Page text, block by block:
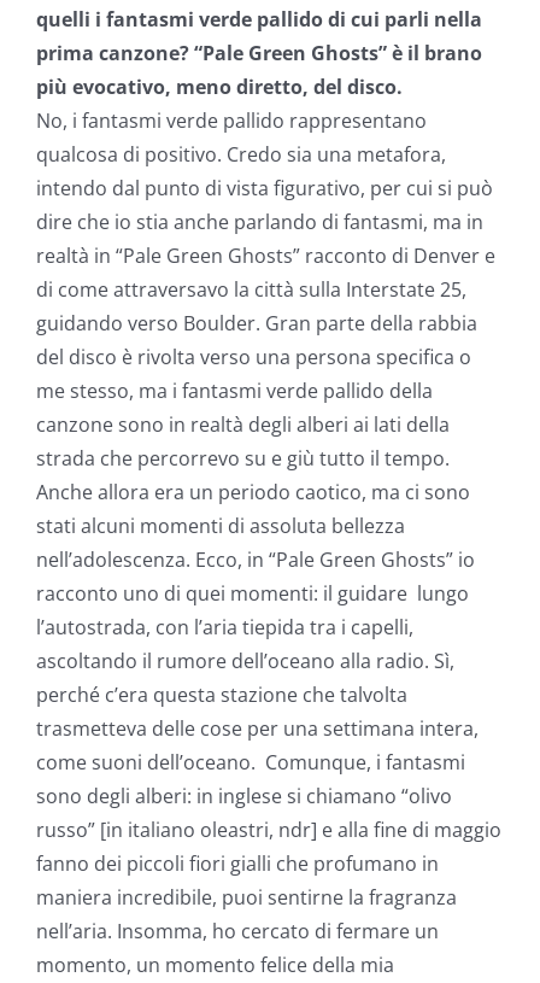
quelli i fantasmi verde pallido di cui parli nella
prima canzone?“Pale Green Ghosts” è il brano
più evocativo, meno diretto, del disco.
No, i fantasmi verde pallido rappresentano
qualcosa di positivo. Credo sia una metafora,
intendo dal punto di vista figurativo, per cui si può
dire che io stia anche parlando di fantasmi, ma in
realtà in “Pale Green Ghosts” racconto di Denver e
di come attraversavo la città sulla Interstate 25,
guidando verso Boulder. Gran parte della rabbia
del disco è rivolta verso una persona specifica o
me stesso, ma i fantasmi verde pallido della
canzone sono in realtà degli alberi ai lati della
strada che percorrevo su e giù tutto il tempo.
Anche allora era un periodo caotico, ma ci sono
stati alcuni momenti di assoluta bellezza
nell’adolescenza. Ecco, in “Pale Green Ghosts” io
racconto uno di quei momenti: il guidare lungo
l’autostrada, con l’aria tiepida tra i capelli,
ascoltando il rumore dell’oceano alla radio. Sì,
perché c’era questa stazione che talvolta
trasmetteva delle cose per una settimana intera,
come suoni dell’oceano. Comunque, i fantasmi
sono degli alberi: in inglese si chiamano “olivo
russo” [in italiano oleastri, ndr] e alla fine di maggio
fanno dei piccoli fiori gialli che profumano in
maniera incredibile, puoi sentirne la fragranza
nell’aria. Insomma, ho cercato di fermare un
momento, un momento felice della mia